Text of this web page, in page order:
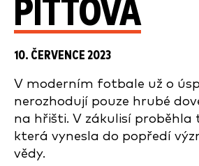
PITTOVÁ
10. ČERVENCE 2023
V moderním fotbale už o
nerozhodují pouze hrubé
na hřišti. V zákulisí proběhla
která vynesla do popředí
vědy.